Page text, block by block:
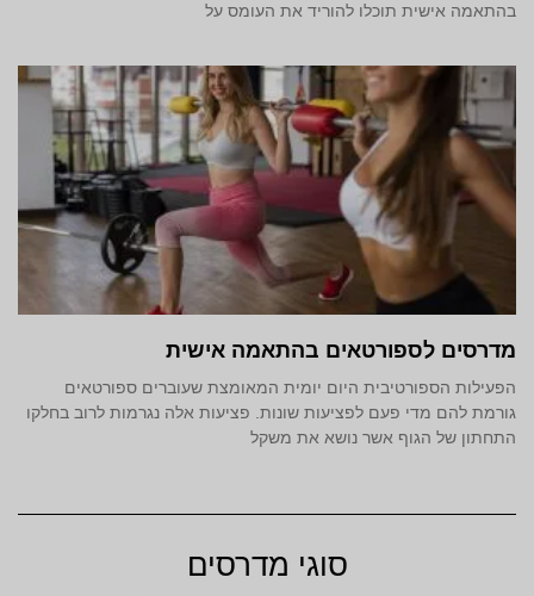
בהתאמה אישית תוכלו להוריד את העומס על
מדרסים לספורטאים בהתאמה אישית
הפעילות הספורטיבית היום יומית המאומצת שעוברים ספורטאים
גורמת להם מדי פעם לפציעות שונות. פציעות אלה נגרמות לרוב בחלקו
התחתון של הגוף אשר נושא את משקל
סוגי מדרסים